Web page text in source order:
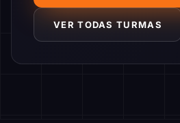
VER TODAS TURMAS